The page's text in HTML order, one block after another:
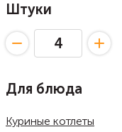
Штуки
Для блюда
Куриные котлеты